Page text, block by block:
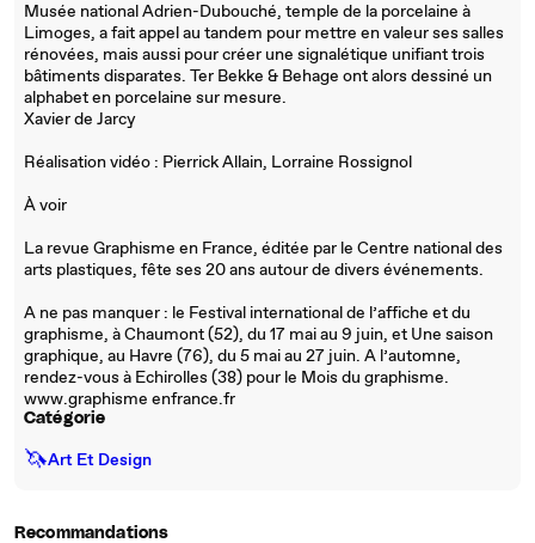
Musée national Adrien-Dubouché, temple de la porcelaine à
Limoges, a fait appel au tandem pour mettre en valeur ses salles
rénovées, mais aussi pour créer une signalétique unifiant trois
bâtiments disparates. Ter Bekke & Behage ont alors dessiné un
alphabet en porcelaine sur mesure.
Xavier de Jarcy
Réalisation vidéo : Pierrick Allain, Lorraine Rossignol
À voir
La revue Graphisme en France, éditée par le Centre national des
arts plastiques, fête ses 20 ans autour de divers événements.
A ne pas manquer : le Festival international de l’affiche et du
graphisme, à Chaumont (52), du 17 mai au 9 juin, et Une saison
graphique, au Havre (76), du 5 mai au 27 juin. A l’automne,
rendez-vous à Echirolles (38) pour le Mois du graphisme.
www.graphisme enfrance.fr
Catégorie
🦄Art Et Design
Recommandations